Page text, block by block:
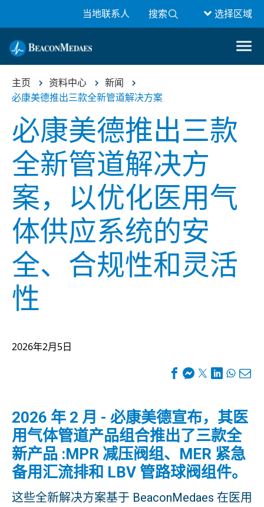
当地联系人 搜索 选择区域
主页 资料中心
新闻
必康美德推出三款全新管道解决方案
必康美德推出三款
全新管道解决方
案，以优化医用气
体供应系统的安
全、合规性和灵活
性
2026年2月5日
2026 年 2 月 - 必康美德宣布，其医
用气体管道产品组合推出了三款全
新产品 :MPR 减压阀组、MER 紧急
备用汇流排和 LBV 管路球阀组件。
这些全新解决方案基于 BeaconMedaes 在医用